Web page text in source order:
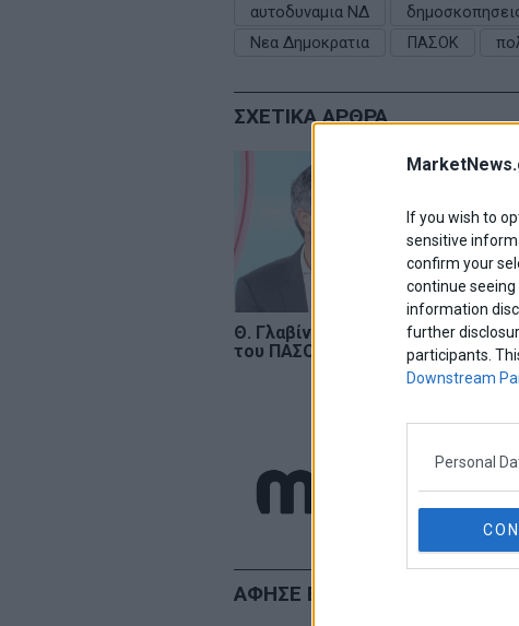
If you wish to
sensitive
confirm your
continue
information
further
participants.
Downstream
Personal
αυτοδυναμια ΝΔ
Νεα Δημοκρατια
ΠΑΣΟΚ
ΣΧΕΤΙΚΑ ΑΡΘΡΑ
Θ. Γλαβίνας: «Στόχος
του ΠΑΣΟΚ η πρωτιά»
marketnews
ΑΦΗΣΕ ΕΝΑ ΣΧΟΛΙΟ